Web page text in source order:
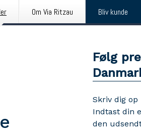
Om Via Ritzau Bliv kunde
Følg
Skriv dig
Indtast din
den